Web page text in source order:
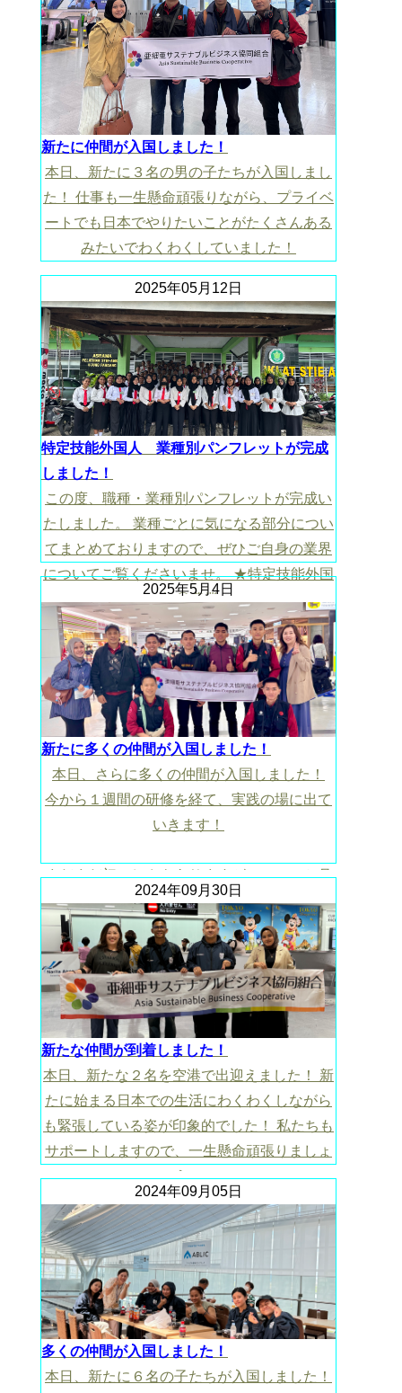
新たに仲間が入国しました！
本日、新たに３名の男の子たちが入国しまし
た！ 仕事も一生懸命頑張りながら、プライベ
ートでも日本でやりたいことがたくさんある
みたいでわくわくしていました！
2025年05月12日
特定技能外国人 業種別パンフレットが完成
しました！
この度、職種・業種別パンフレットが完成い
たしました。 業種ごとに気になる部分につい
てまとめておりますので、ぜひご自身の業界
についてご覧くださいませ。 ★特定技能外国
人 ◎農業
https://drive.google.com/file/d/
usp=drive_link
2025年5月4日
新たに多くの仲間が入国しました！
本日、さらに多くの仲間が入国しました！
今から１週間の研修を経て、実践の場に出て
いきます！
まだまだ初々しさもありますが、この１か月
間でより大人の顔になることを期待していま
す！
2024年09月30日
新たな仲間が到着しました！
本日、新たな２名を空港で出迎えました！ 新
たに始まる日本での生活にわくわくしながら
も緊張している姿が印象的でした！ 私たちも
サポートしますので、一生懸命頑張りましょ
う！
2024年09月05日
多くの仲間が入国しました！
本日、新たに６名の子たちが入国しました！